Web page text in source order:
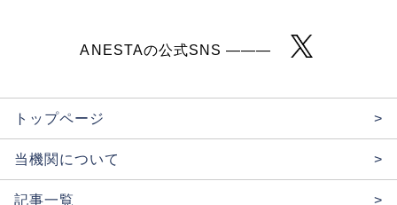
ANESTAの公式SNS ———
トップページ >
当機関について >
記事一覧 >